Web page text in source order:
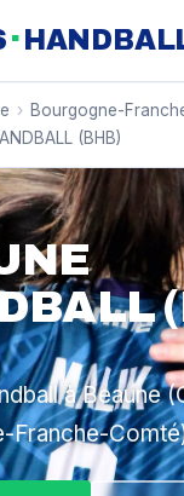
·
› Bourgogne-
(BHB)
à Beaune
Franche-